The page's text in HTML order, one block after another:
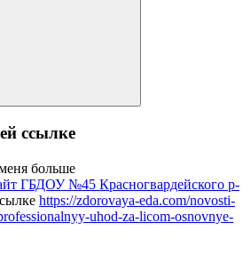
ссылке
больше
ГБДОУ №45 Красногвардейского р-
https://zdorovaya-eda.com/novosti-
uhod-za-licom-osnovnye-